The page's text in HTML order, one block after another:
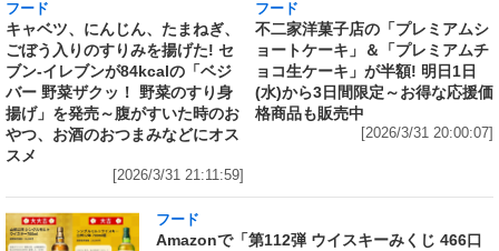
フード
キャベツ、にんじん、たまねぎ、
ごぼう入りのすりみを揚げた! セ
ブン‐イレブンが84kcalの「ベジ
バー 野菜ザクッ！ 野菜のすり身
揚げ」を発売～腹がすいた時のお
やつ、お酒のおつまみなどにオス
スメ
[2026/3/31 21:11:59]
フード
不二家洋菓子店の「プレミアムシ
ョートケーキ」＆「プレミアムチ
ョコ生ケーキ」が半額! 明日1日
(水)から3日間限定～お得な応援価
格商品も販売中
[2026/3/31 20:00:07]
フード
Amazonで「第112弾 ウイスキーみくじ 466口